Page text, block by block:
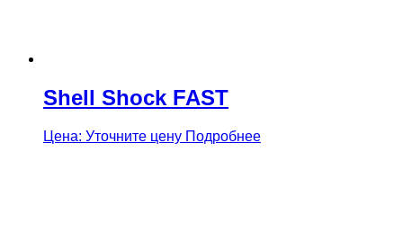
Shell Shock FAST
Цена: Уточните цену Подробнее